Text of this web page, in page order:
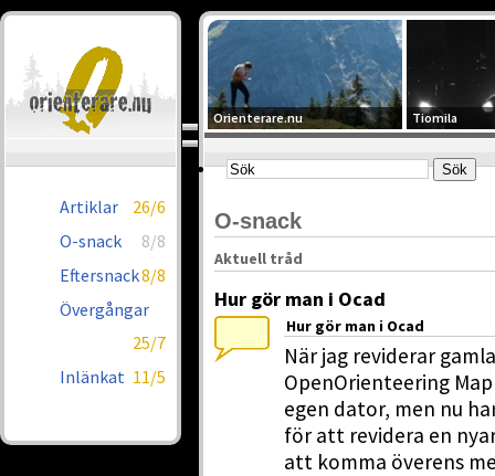
Artiklar
26/6
O-snack
8/8
Eftersnack8/8
Övergångar
25/7
Inlänkat 11/5
Orienterare.nu Tiomila
O-snack
Aktuell tråd
Hur gör man i Ocad
Hur gör man i Ocad
När jag reviderar
OpenOrienteering
egen dator, men nu
för att revidera en
att komma överens